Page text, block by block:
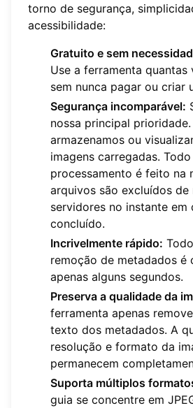
torno de segurança,
acessibilidade:
Gratuito e sem
Use a ferramenta quantas
sem nunca pagar ou criar
Segurança incomparável:
nossa principal
armazenamos ou
imagens carregadas.
processamento é feito na
arquivos são excluídos de
servidores no instante em
concluído.
Incrivelmente rápido:
remoção de metadados é
apenas alguns segundos.
Preserva a qualidade da
ferramenta apenas
texto dos metadados. A
resolução e formato da
permanecem
Suporta múltiplos
guia se concentre em